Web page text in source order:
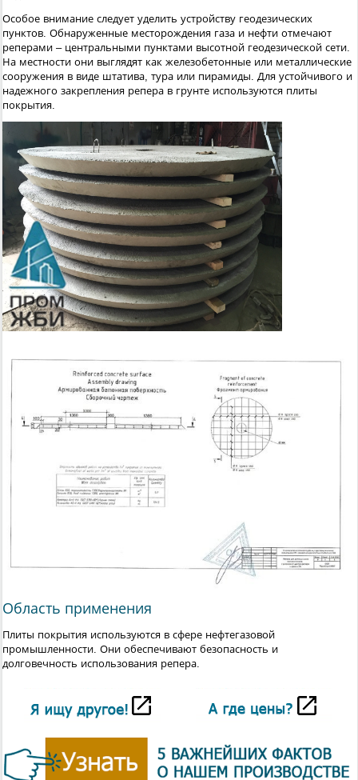
Особое внимание следует уделить устройству геодезических
пунктов. Обнаруженные месторождения газа и нефти отмечают
реперами – центральными пунктами высотной геодезической сети.
На местности они выглядят как железобетонные или металлические
сооружения в виде штатива, тура или пирамиды. Для устойчивого и
надежного закрепления репера в грунте используются плиты
покрытия.
Область применения
Плиты покрытия используются в сфере нефтегазовой
промышленности. Они обеспечивают безопасность и
долговечность использования репера.